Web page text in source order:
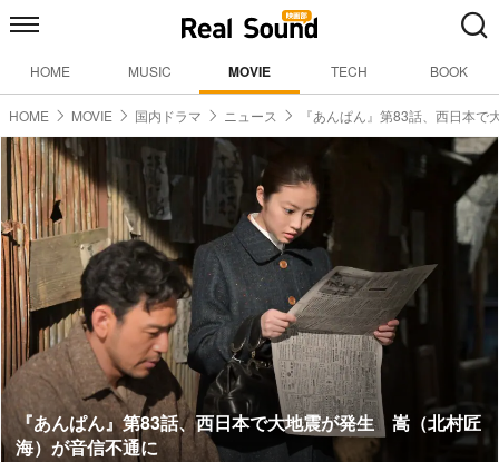
HOME MUSIC MOVIE TECH BOOK
HOME MOVIE 国内ドラマ ニュース 『あんぱん』第83話、西日本で
『あんぱん』第83話、西日本で大地震が発生 嵩（北村匠
海）が音信不通に